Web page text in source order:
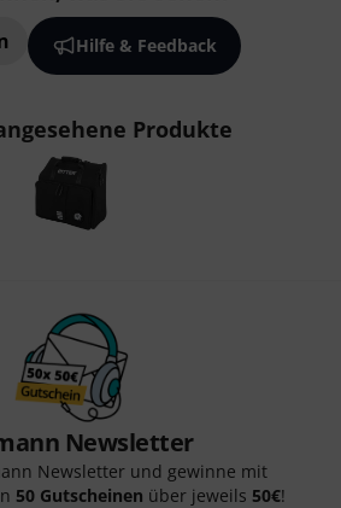
Hilfe & Feedback
Produkte
Newsletter
Newsletter und gewinne mit
50 Gutscheinen über jeweils 50€!